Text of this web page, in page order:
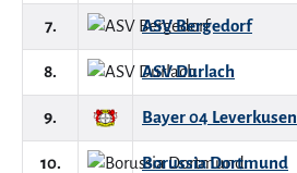
7. ASV Bergedorf
8. ASV Durlach
9. Bayer 04 Leverkusen
10. Borussia Dortmund